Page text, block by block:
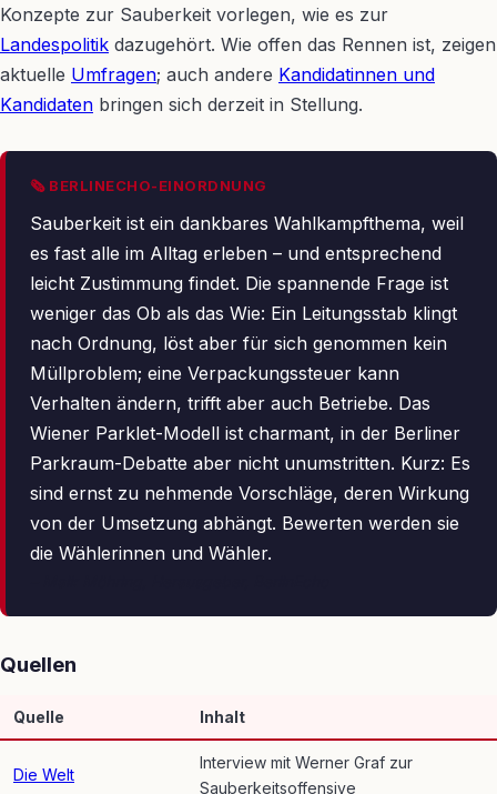
Konzepte zur Sauberkeit vorlegen, wie es zur
Landespolitik dazugehört. Wie offen das Rennen ist, zeigen
aktuelle Umfragen; auch andere Kandidatinnen und
Kandidaten bringen sich derzeit in Stellung.
🗞 BERLINECHO-EINORDNUNG
Sauberkeit ist ein dankbares Wahlkampfthema, weil
es fast alle im Alltag erleben – und entsprechend
leicht Zustimmung findet. Die spannende Frage ist
weniger das Ob als das Wie: Ein Leitungsstab klingt
nach Ordnung, löst aber für sich genommen kein
Müllproblem; eine Verpackungssteuer kann
Verhalten ändern, trifft aber auch Betriebe. Das
Wiener Parklet-Modell ist charmant, in der Berliner
Parkraum-Debatte aber nicht unumstritten. Kurz: Es
sind ernst zu nehmende Vorschläge, deren Wirkung
von der Umsetzung abhängt. Bewerten werden sie
die Wählerinnen und Wähler.
Quellen
Quelle Inhalt
Die Welt
Interview mit Werner Graf zur
Sauberkeitsoffensive